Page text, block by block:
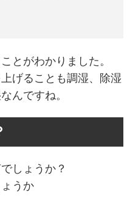
とがわかりました。
げることも調湿、除湿
んですね。
しょうか？
うか